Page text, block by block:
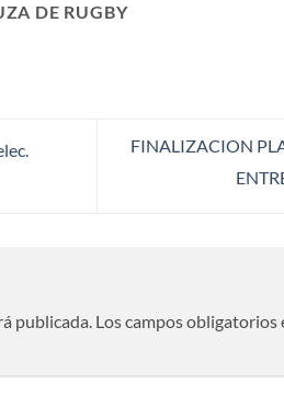
DE RUGBY
FINALIZACION
publicada. Los campos obligatorios